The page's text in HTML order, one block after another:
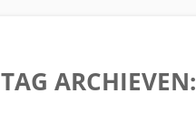
TAG ARCHIEVEN: